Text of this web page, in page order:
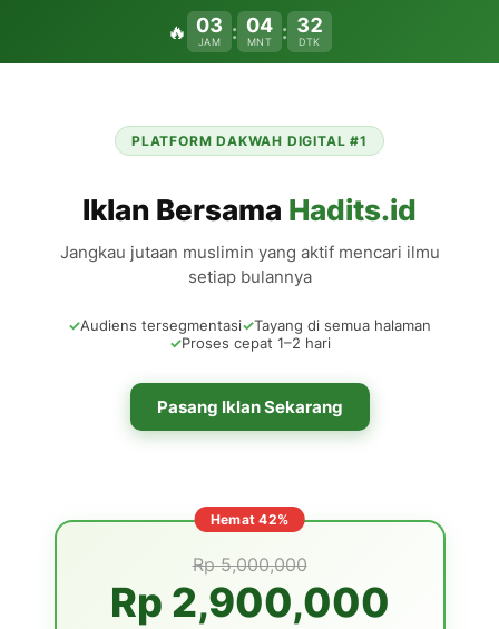
🔥 03
JAM : 04
MNT : 32
DTK
PLATFORM DAKWAH DIGITAL #1
Iklan Bersama Hadits.id
Jangkau jutaan muslimin yang aktif mencari ilmu
setiap bulannya
✓Audiens tersegmentasi✓Tayang di semua halaman
✓Proses cepat 1–2 hari
Pasang Iklan Sekarang
Hemat 42%
Rp 5,000,000
Rp 2,900,000